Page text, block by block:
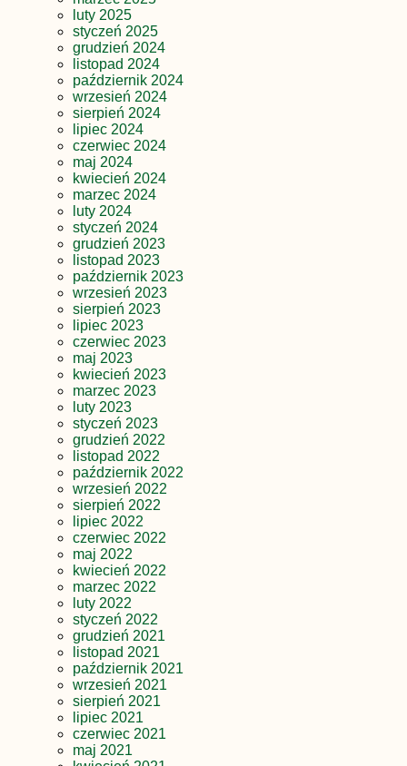
luty 2025
styczeń 2025
grudzień 2024
listopad 2024
październik 2024
wrzesień 2024
sierpień 2024
lipiec 2024
czerwiec 2024
maj 2024
kwiecień 2024
marzec 2024
luty 2024
styczeń 2024
grudzień 2023
listopad 2023
październik 2023
wrzesień 2023
sierpień 2023
lipiec 2023
czerwiec 2023
maj 2023
kwiecień 2023
marzec 2023
luty 2023
styczeń 2023
grudzień 2022
listopad 2022
październik 2022
wrzesień 2022
sierpień 2022
lipiec 2022
czerwiec 2022
maj 2022
kwiecień 2022
marzec 2022
luty 2022
styczeń 2022
grudzień 2021
listopad 2021
październik 2021
wrzesień 2021
sierpień 2021
lipiec 2021
czerwiec 2021
maj 2021